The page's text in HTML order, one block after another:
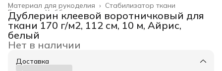
Стабилизатор ткани
Материал для рукоделия ›
Хобби и творчество ›
Главная ›
Дублерин клеевой воротничковый для
ткани 170 г/м2, 112 см, 10 м, Айрис,
белый
Нет в наличии
Доставка